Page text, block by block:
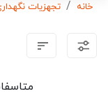
خانه تجهزیات